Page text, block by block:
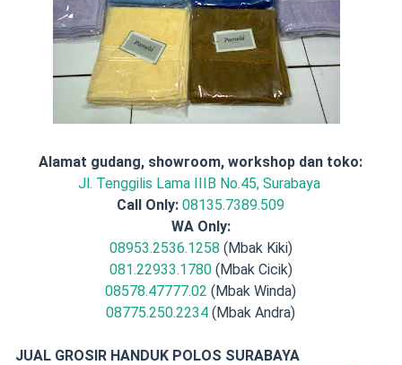
Alamat gudang, showroom, workshop dan toko:
Jl. Tenggilis Lama IIIB No.45, Surabaya
Call Only: 08135.7389.509
WA Only:
08953.2536.1258 (Mbak Kiki)
081.22933.1780(Mbak Cicik)
08578.47777.02 (Mbak Winda)
08775.250.2234 (Mbak Andra)
JUAL GROSIR HANDUK POLOS SURABAYA